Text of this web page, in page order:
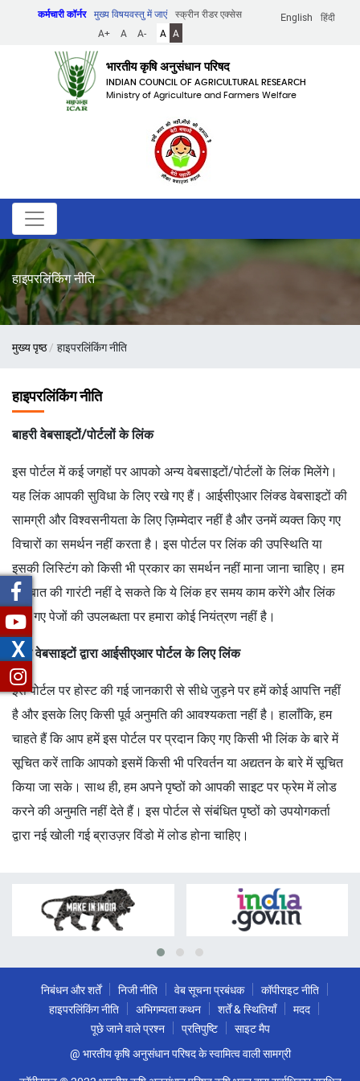
English हिंदी
कर्मचारी कॉर्नर मुख्य विषयवस्तु में जाएं
स्क्रीन रीडर एक्सेस
A+
A A- A A
भारतीय कृषि अनुसंधान परिषद
INDIAN COUNCIL OF AGRICULTURAL RESEARCH
Ministry of Agriculture and Farmers Welfare
हाइपरलिंकिंग नीति
पग
मुख्य पृष्ठ हाइपरलिंकिंग नीति
हाइपरलिंकिंग नीति
बाहरी वेबसाइटों/पोर्टलों के लिंक
इस पोर्टल में कई जगहों पर आपको अन्य वेबसाइटों/पोर्टलों के लिंक मिलेंगे।
यह लिंक आपकी सुविधा के लिए रखे गए हैं। आईसीएआर लिंक्ड वेबसाइटों की
सामग्री और विश्वसनीयता के लिए ज़िम्मेदार नहीं है और उनमें व्यक्त किए गए
विचारों का समर्थन नहीं करता है। इस पोर्टल पर लिंक की उपस्थिति या
इसकी लिस्टिंग को किसी भी प्रकार का समर्थन नहीं माना जाना चाहिए। हम
इस बात की गारंटी नहीं दे सकते कि ये लिंक हर समय काम करेंगे और लिंक
किए गए पेजों की उपलब्धता पर हमारा कोई नियंत्रण नहीं है।
अन्य वेबसाइटों द्वारा आईसीएआर पोर्टल के लिए लिंक
इस पोर्टल पर होस्ट की गई जानकारी से सीधे जुड़ने पर हमें कोई आपत्ति नहीं
है और इसके लिए किसी पूर्व अनुमति की आवश्यकता नहीं है। हालाँकि, हम
चाहते हैं कि आप हमें इस पोर्टल पर प्रदान किए गए किसी भी लिंक के बारे में
सूचित करें ताकि आपको इसमें किसी भी परिवर्तन या अद्यतन के बारे में सूचित
किया जा सके। साथ ही, हम अपने पृष्ठों को आपकी साइट पर फ्रेम में लोड
करने की अनुमति नहीं देते हैं। इस पोर्टल से संबंधित पृष्ठों को उपयोगकर्ता
द्वारा नई खोली गई ब्राउज़र विंडो में लोड होना चाहिए।
निबंधन और शर्तें निजी नीति वेब सूचना प्रबंधक
कॉपीराइट नीति
हाइपरलिंकिंग नीति
अभिगम्यता कथन शर्तें & स्थितियाँ
मदद
पूछे जाने वाले प्रश्न
प्रतिपुष्टि
साइट मैप
@ भारतीय कृषि अनुसंधान परिषद के स्वामित्व वाली सामग्री
X